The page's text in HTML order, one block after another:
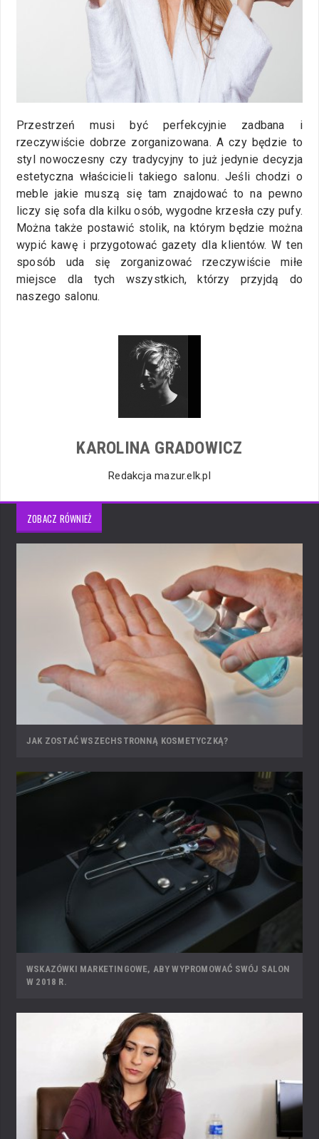
Przestrzeń musi być perfekcyjnie zadbana i
rzeczywiście dobrze zorganizowana. A czy będzie to
styl nowoczesny czy tradycyjny to już jedynie decyzja
estetyczna właścicieli takiego salonu. Jeśli chodzi o
meble jakie muszą się tam znajdować to na pewno
liczy się sofa dla kilku osób, wygodne krzesła czy pufy.
Można także postawić stolik, na którym będzie można
wypić kawę i przygotować gazety dla klientów. W ten
sposób uda się zorganizować rzeczywiście miłe
miejsce dla tych wszystkich, którzy przyjdą do
naszego salonu.
KAROLINA GRADOWICZ
Redakcja mazur.elk.pl
ZOBACZ RÓWNIEŻ
JAK ZOSTAĆ WSZECHSTRONNĄ KOSMETYCZKĄ?
WSKAZÓWKI MARKETINGOWE, ABY WYPROMOWAĆ SWÓJ SALON
W 2018 R.